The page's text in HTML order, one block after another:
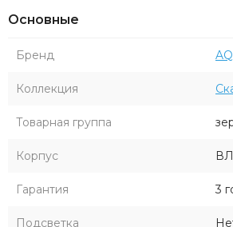
Основные
Бренд
Коллекция
Товарная группа
Корпус
Гарантия 3
Подсветка